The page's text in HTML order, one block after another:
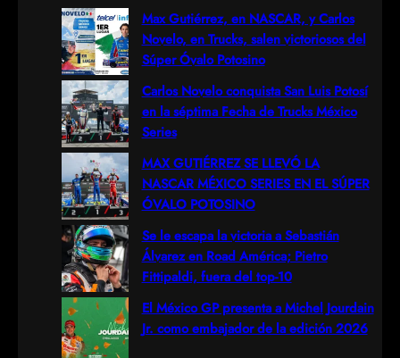
Max Gutiérrez, en NASCAR, y Carlos
Novelo, en Trucks, salen victoriosos del
Súper Óvalo Potosino
Carlos Novelo conquista San Luis Potosí
en la séptima Fecha de Trucks México
Series
MAX GUTIÉRREZ SE LLEVÓ LA
NASCAR MÉXICO SERIES EN EL SÚPER
ÓVALO POTOSINO
Se le escapa la victoria a Sebastián
Álvarez en Road América; Pietro
Fittipaldi, fuera del top-10
El México GP presenta a Michel Jourdain
Jr. como embajador de la edición 2026